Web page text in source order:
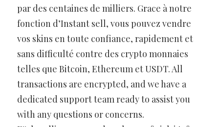
par des centaines de milliers. Grace à notre
fonction d’Instant sell, vous pouvez vendre
vos skins en toute confiance, rapidement et
sans difficulté contre des crypto monnaies
telles que Bitcoin, Ethereum et USDT. All
transactions are encrypted, and we have a
dedicated support team ready to assist you
with any questions or concerns.